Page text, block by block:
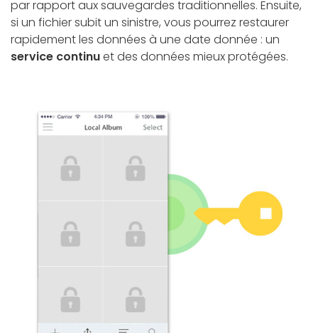
par rapport aux sauvegardes traditionnelles. Ensuite,
si un fichier subit un sinistre, vous pourrez restaurer
rapidement les données à une date donnée : un
service continuet des données mieux protégées.